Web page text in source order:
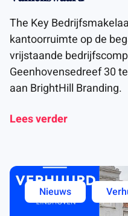
The Key
kantoorruimte op de
vrijstaande
Geenhovensedreef 30
aan BrightHill Branding.
Lees verder
Nieuws